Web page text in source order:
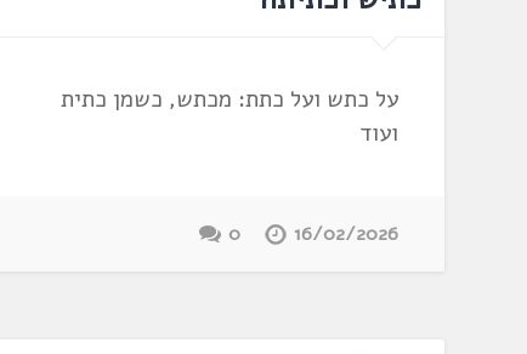
על כתש ועל כתת: מכתש, כשמן כתית
ועוד
16/02/2026
0